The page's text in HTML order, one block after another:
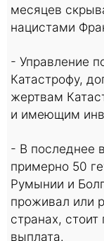
месяцев
нацистами
- Управление
Катастрофу,
жертвам
и имеющим
- В последнее
примерно 50
Румынии и
проживал или
странах,
выплата.